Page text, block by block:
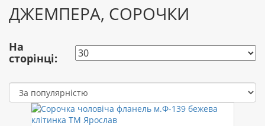
ДЖЕМПЕРА, СОРОЧКИ
На
сторінці: